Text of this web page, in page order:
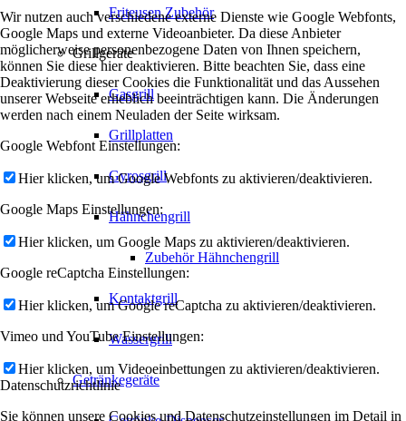
Friteusen Zubehör
Grillgeräte
Gasgrill
Grillplatten
Gyrosgrill
Hähnchengrill
Zubehör Hähnchengrill
Kontaktgrill
Wassergrill
Getränkegeräte
Wir nutzen auch verschiedene externe Dienste wie Google Webfonts,
Google Maps und externe Videoanbieter. Da diese Anbieter
möglicherweise personenbezogene Daten von Ihnen speichern,
können Sie diese hier deaktivieren. Bitte beachten Sie, dass eine
Deaktivierung dieser Cookies die Funktionalität und das Aussehen
unserer Webseite erheblich beeinträchtigen kann. Die Änderungen
werden nach einem Neuladen der Seite wirksam.
Google Webfont Einstellungen:
Hier klicken, um Google Webfonts zu aktivieren/deaktivieren.
Google Maps Einstellungen:
Hier klicken, um Google Maps zu aktivieren/deaktivieren.
Google reCaptcha Einstellungen:
Hier klicken, um Google reCaptcha zu aktivieren/deaktivieren.
Vimeo und YouTube Einstellungen:
Hier klicken, um Videoeinbettungen zu aktivieren/deaktivieren.
Datenschutzrichtlinie
Sie können unsere Cookies und Datenschutzeinstellungen im Detail in